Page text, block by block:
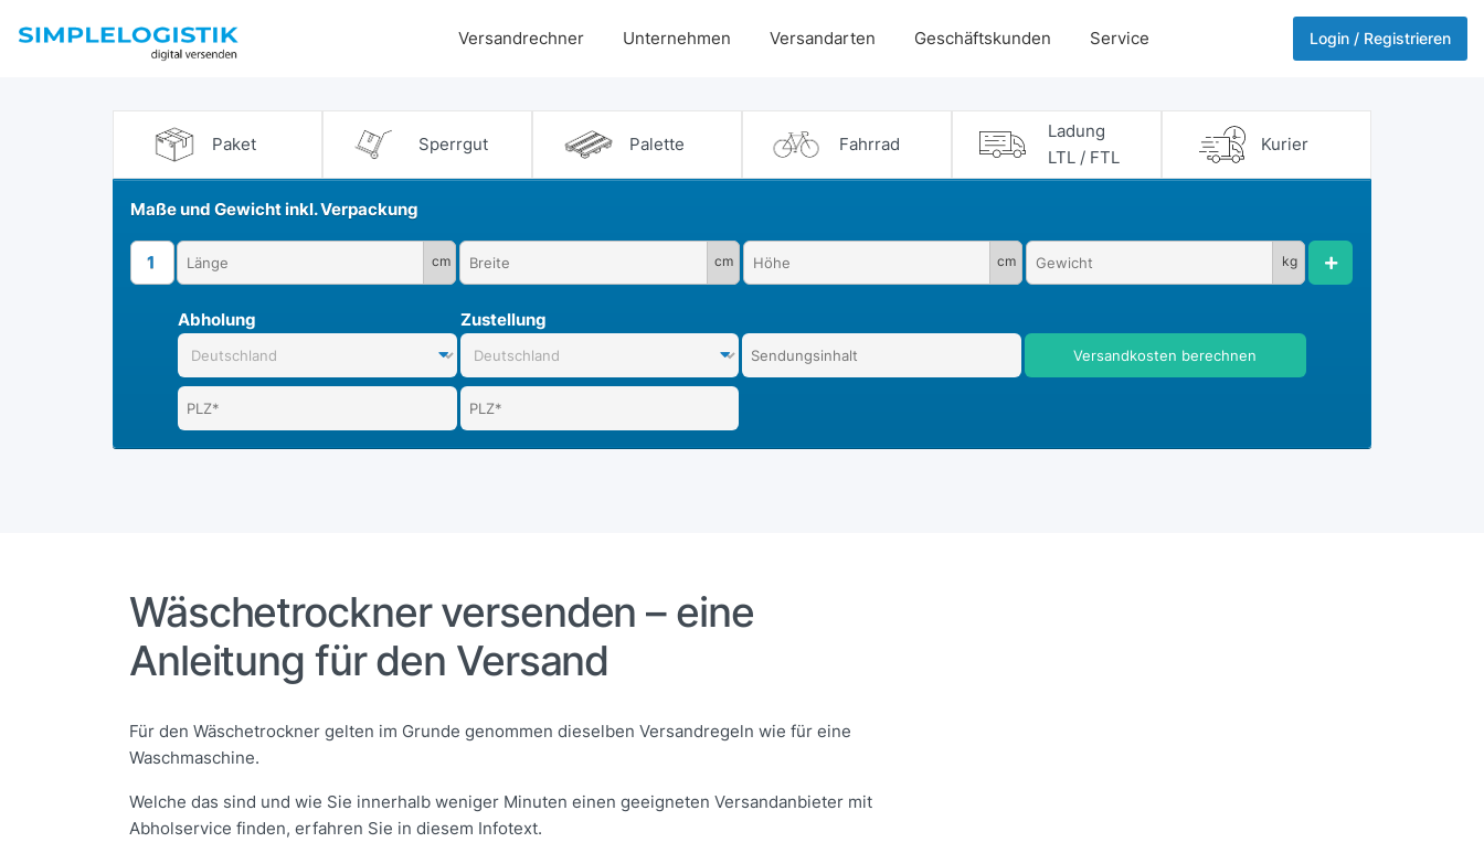
Versandrechner Unternehmen Versandarten Geschäftskunden Service Login / Registrieren
Paket Sperrgut Palette Fahrrad
Ladung
LTL / FTL
Kurier
Maße und Gewicht inkl. Verpackung
1 cm cm cm kg
Abholung Zustellung
Versandkosten berechnen
Wäschetrockner versenden – eine
Anleitung für den Versand
Für den Wäschetrockner gelten im Grunde genommen dieselben Versandregeln wie für eine
Waschmaschine.
Welche das sind und wie Sie innerhalb weniger Minuten einen geeigneten Versandanbieter mit
Abholservice finden, erfahren Sie in diesem Infotext.